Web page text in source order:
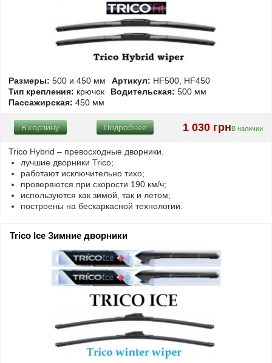
Размеры: 500 и 450 мм Артикул: HF500, HF450
Тип крепления: крючок Водительская: 500 мм
Пассажирская: 450 мм
1 030 грн В наличии
Подробнее
В корзину
Trico Hybrid – превосходные дворники.
лучшие дворники Trico;
работают исключительно тихо;
проверяются при скорости 190 км/ч;
используются как зимой, так и летом;
построены на бескаркасной технологии.
Trico Ice Зимние дворники